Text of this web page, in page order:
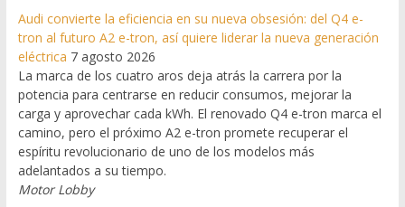
Audi convierte la eficiencia en su nueva obsesión: del Q4 e-
tron al futuro A2 e-tron, así quiere liderar la nueva generación
eléctrica 7 agosto 2026
La marca de los cuatro aros deja atrás la carrera por la
potencia para centrarse en reducir consumos, mejorar la
carga y aprovechar cada kWh. El renovado Q4 e-tron marca el
camino, pero el próximo A2 e-tron promete recuperar el
espíritu revolucionario de uno de los modelos más
adelantados a su tiempo.
Motor Lobby